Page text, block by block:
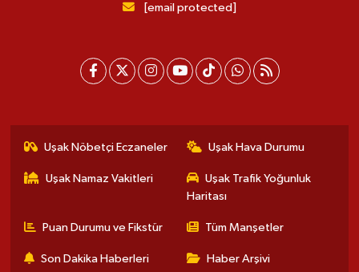
[email protected]
Uşak Nöbetçi Eczaneler Uşak Hava Durumu
Uşak Namaz Vakitleri
Uşak Trafik Yoğunluk
Haritası
Puan Durumu ve Fikstür Tüm Manşetler
Son Dakika Haberleri Haber Arşivi